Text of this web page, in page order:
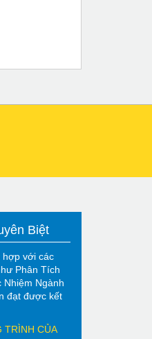
Biệt
hợp với các
Phân Tích
Ngành
đạt được kết
TRÌNH CỦA